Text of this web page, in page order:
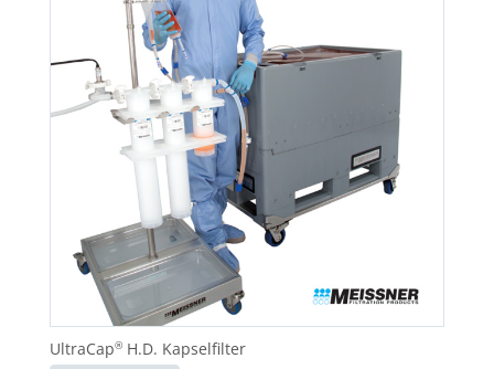
UltraCap® H.D. Kapselfilter